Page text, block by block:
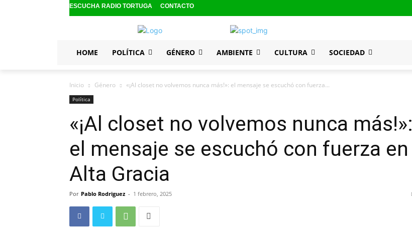
ESCUCHA RADIO TORTUGA CONTACTO
HOME POLÍTICA GÉNERO AMBIENTE CULTURA SOCIEDAD
Inicio Género «¡Al closet no volvemos nunca más!»: el mensaje se escuchó con fuerza...
Política
«¡Al closet no volvemos nunca más!»:
el mensaje se escuchó con fuerza en
Alta Gracia
Por Pablo Rodriguez - 1 febrero, 2025